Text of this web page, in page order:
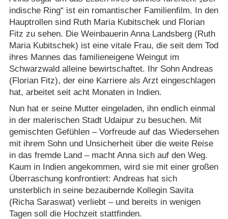
indische Ring“ ist ein romantischer Familienfilm. In den
Hauptrollen sind Ruth Maria Kubitschek und Florian
Fitz zu sehen. Die Weinbauerin Anna Landsberg (Ruth
Maria Kubitschek) ist eine vitale Frau, die seit dem Tod
ihres Mannes das familieneigene Weingut im
Schwarzwald alleine bewirtschaftet. Ihr Sohn Andreas
(Florian Fitz), der eine Karriere als Arzt eingeschlagen
hat, arbeitet seit acht Monaten in Indien.
Nun hat er seine Mutter eingeladen, ihn endlich einmal
in der malerischen Stadt Udaipur zu besuchen. Mit
gemischten Gefühlen – Vorfreude auf das Wiedersehen
mit ihrem Sohn und Unsicherheit über die weite Reise
in das fremde Land – macht Anna sich auf den Weg.
Kaum in Indien angekommen, wird sie mit einer großen
Überraschung konfrontiert: Andreas hat sich
unsterblich in seine bezaubernde Kollegin Savita
(Richa Saraswat) verliebt – und bereits in wenigen
Tagen soll die Hochzeit stattfinden.